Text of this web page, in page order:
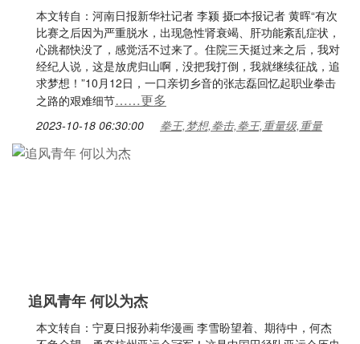
本文转自：河南日报新华社记者 李颍 摄□本报记者 黄晖“有次
比赛之后因为严重脱水，出现急性肾衰竭、肝功能紊乱症状，
心跳都快没了，感觉活不过来了。住院三天挺过来之后，我对
经纪人说，这是放虎归山啊，没把我打倒，我就继续征战，追
求梦想！”10月12日，一口亲切乡音的张志磊回忆起职业拳击
之路的艰难细节……更多
2023-10-18 06:30:00 拳王,梦想,拳击,拳王,重量级,重量
追风青年 何以为杰
本文转自：宁夏日报孙莉华漫画 李雪盼望着、期待中，何杰